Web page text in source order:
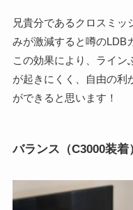
兄貴分であるクロスミ
みが激減すると噂のLDB
この効果により、ライン
が起きにくく、自由の利
ができると思います！
バランス（C3000装着